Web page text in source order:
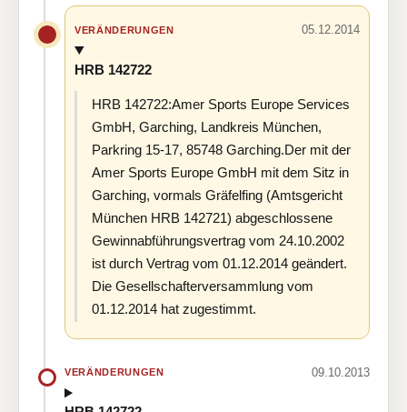
VERÄNDERUNGEN 05.12.2014
HRB 142722
HRB 142722:Amer Sports Europe Services
GmbH, Garching, Landkreis München,
Parkring 15-17, 85748 Garching.Der mit der
Amer Sports Europe GmbH mit dem Sitz in
Garching, vormals Gräfelfing (Amtsgericht
München HRB 142721) abgeschlossene
Gewinnabführungsvertrag vom 24.10.2002
ist durch Vertrag vom 01.12.2014 geändert.
Die Gesellschafterversammlung vom
01.12.2014 hat zugestimmt.
VERÄNDERUNGEN 09.10.2013